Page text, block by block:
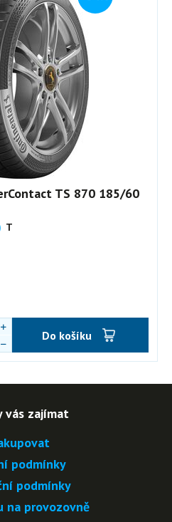
TS 870 185/60
T
Do košíku
vás zajímat
podmínky
podmínky
na provozovně